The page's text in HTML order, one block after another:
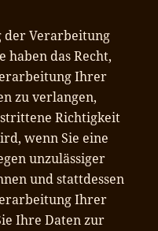
der Verarbeitung
haben das Recht,
Ihrer
zu verlangen,
Richtigkeit
wenn Sie eine
unzulässiger
und stattdessen
Ihrer
Ihre Daten zur